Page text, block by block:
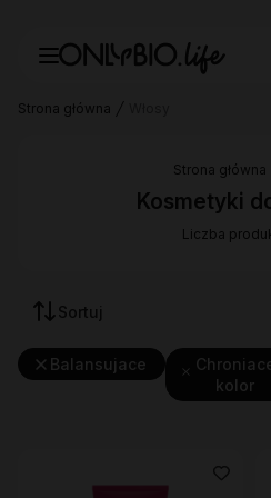
Strona główna
Strona główna
Kosmetyki
Liczba
Sortuj
Balansujace
kolor